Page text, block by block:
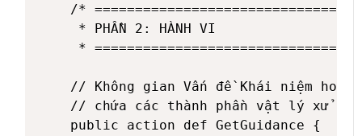
/*
     * PHẦN 2: HÀNH VI
*
// Không gian Vấn đề Khái niệm
// chứa các thành phần vật lý xử lý
    public action def GetGuidance {